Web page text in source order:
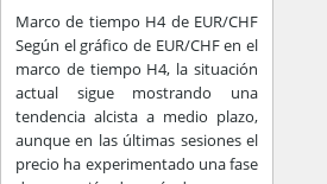
Marco de tiempo H4 de EUR/CHF
Según el gráfico de EUR/CHF en el
marco de tiempo H4, la situación
actual sigue mostrando una
tendencia alcista a medio plazo,
aunque en las últimas sesiones el
precio ha experimentado una fase